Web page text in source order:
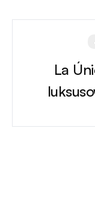
La